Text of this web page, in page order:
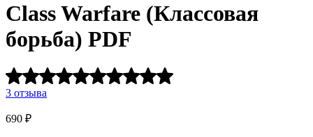
Class Warfare (Классовая
борьба) PDF
Оценка
3 отзыва
690 ₽